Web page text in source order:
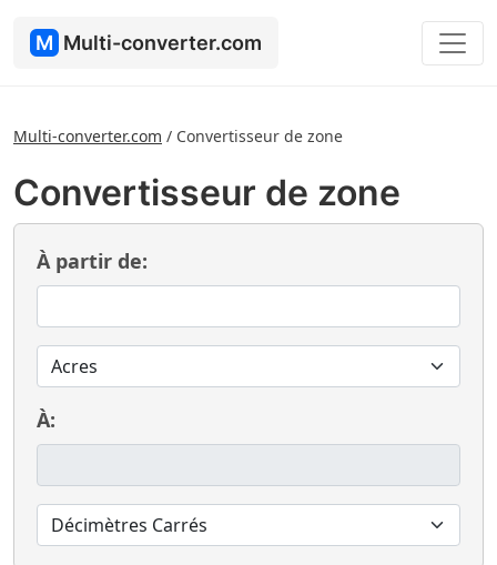
M Multi-converter.com
Multi-converter.com / Convertisseur de zone
Convertisseur de zone
À partir de:
À: